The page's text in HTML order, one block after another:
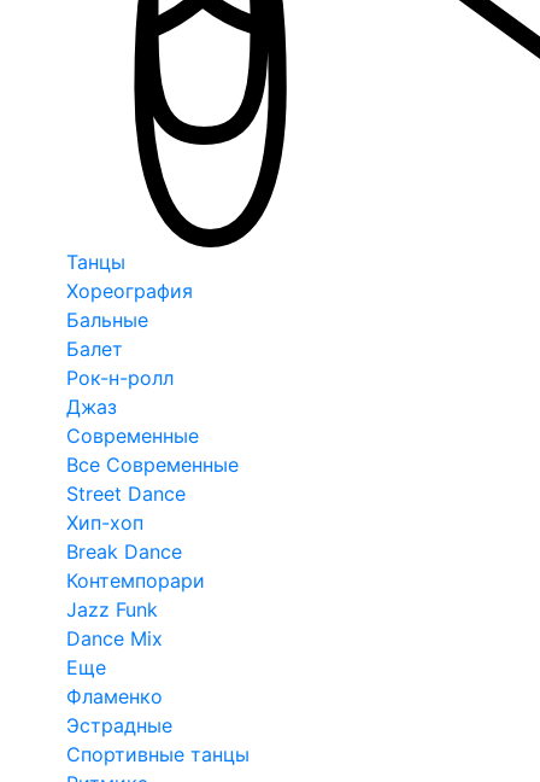
Танцы
Хореография
Бальные
Балет
Рок-н-ролл
Джаз
Современные
Все Современные
Street Dance
Хип-хоп
Break Dance
Контемпорари
Jazz Funk
Dance Mix
Еще
Фламенко
Эстрадные
Спортивные танцы